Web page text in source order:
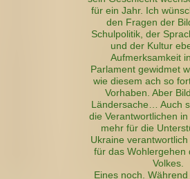
für ein Jahr. Ich
den Fragen der
Schulpolitik, der
und der Kultur
Aufmerksamkeit
Parlament gewidmet
wie diesem ach so
Vorhaben. Aber
Ländersache… Auch
die Verantwortlichen
mehr für die
Ukraine
für das Wohlergehen
Volkes.
Eines noch.